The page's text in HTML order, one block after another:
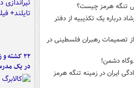
تنگه هرمز چیست؟
درباره یک تکذیبیه از دفتر
تصمیمات رهبران فلسطینی در
دشمن!
ایران در زمینه تنگه هرمز
۲۲ کشته
در یک